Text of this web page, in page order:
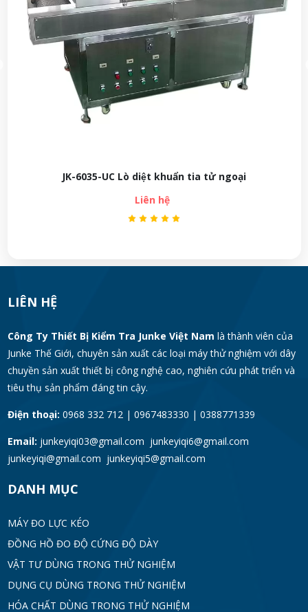
Thiết bị thử biến dạng dây điện JK-6320/ JK-
Parallel Plate Plastometer
Liên hệ
LIÊN HỆ
Công Ty Thiết Bị Kiểm Tra Junke Việt Nam là thành viên của
Junke Thế Giới, chuyên sản xuất các loại máy thử nghiệm với dây
chuyền sản xuất thiết bị công nghệ cao, nghiên cứu phát triển và
tiêu thụ sản phẩm đáng tin cậy.
Điện thoại: 0968 332 712 | 0967483330 | 0388771339
Email: junkeyiqi03@gmail.com junkeyiqi6@gmail.com
junkeyiqi@gmail.com junkeyiqi5@gmail.com
DANH MỤC
MÁY ĐO LỰC KÉO
ĐỒNG HỒ ĐO ĐỘ CỨNG ĐỘ DÀY
VẬT TƯ DÙNG TRONG THỬ NGHIỆM
DỤNG CỤ DÙNG TRONG THỬ NGHIỆM
HÓA CHẤT DÙNG TRONG THỬ NGHIỆM